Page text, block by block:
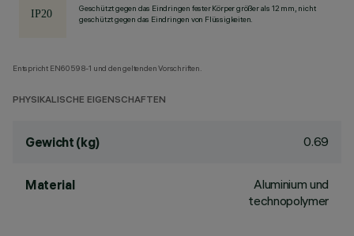
Geschützt gegen das Eindringen fester Körper größer als 12 mm, nicht
geschützt gegen das Eindringen von Flüssigkeiten.
Entspricht EN60598-1 und den geltenden Vorschriften.
PHYSIKALISCHE EIGENSCHAFTEN
Gewicht (kg) 0.69
Material
Aluminium und
technopolymer